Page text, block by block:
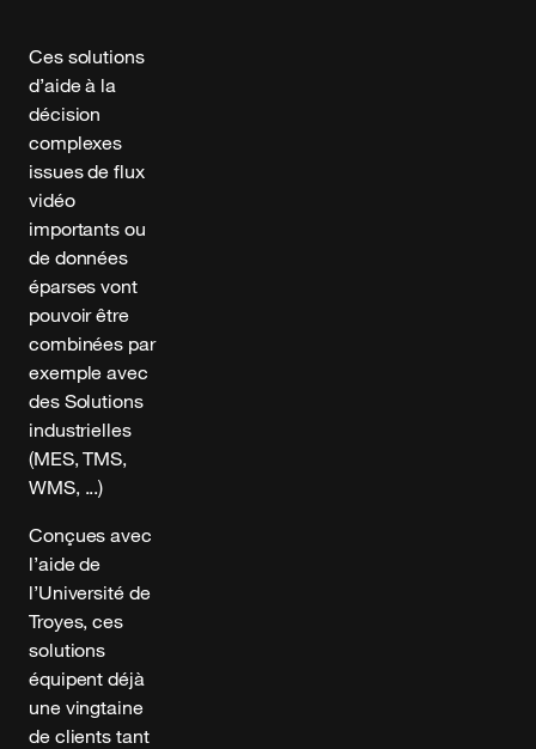
Ces solutions
d’aide à la
décision
complexes
issues de flux
vidéo
importants ou
de données
éparses vont
pouvoir être
combinées par
exemple avec
des Solutions
industrielles
(MES, TMS,
WMS, ...)
Conçues avec
l’aide de
l’Université de
Troyes, ces
solutions
équipent déjà
une vingtaine
de clients tant